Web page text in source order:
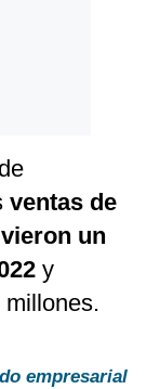
ventas de
un
y
empresarial